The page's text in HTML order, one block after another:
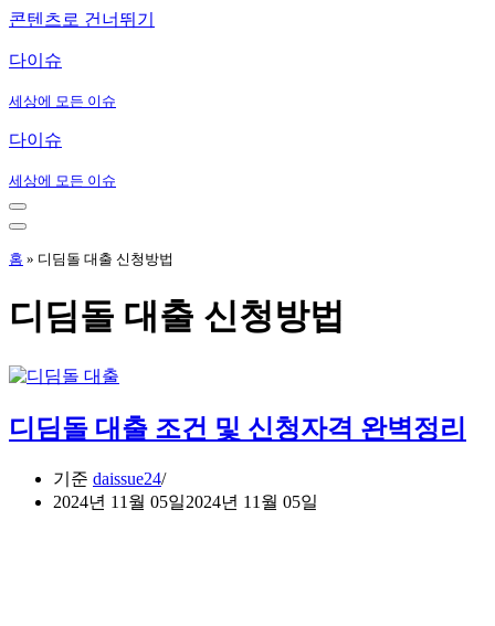
콘텐츠로 건너뛰기
다이슈
세상에 모든 이슈
다이슈
세상에 모든 이슈
내
비
게
메
내
비
션
홈 » 디딤돌 대출 신청방법
디딤돌 대출 신청방법
디딤돌 대출 조건 및 신청자격 완벽정리
기준 daissue24
2024년 11월 05일2024년 11월 05일